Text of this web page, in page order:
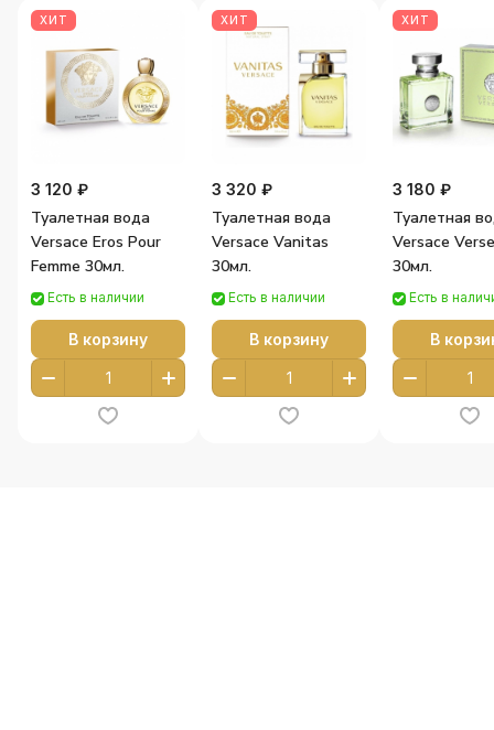
ХИТ
3 120 ₽
Туалетная вода
Versace Eros Pour
Femme 30мл.
Есть в наличии
В корзину
ХИТ
3 320 ₽
Туалетная вода
Versace Vanitas
30мл.
Есть в наличии
В корзину
ХИТ
3 180 ₽
Туалетная
Versace
30мл.
Есть в
В